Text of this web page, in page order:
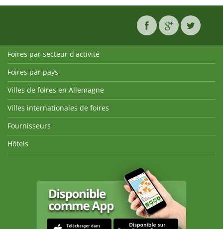
Foires par secteur d'activité
Foires par pays
Villes de foires en Allemagne
Villes internationales de foires
Fournisseurs
Hôtels